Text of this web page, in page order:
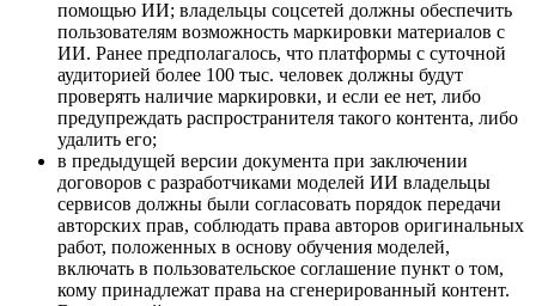
помощью ИИ; владельцы соцсетей должны обеспечить
пользователям возможность маркировки материалов с
ИИ. Ранее предполагалось, что платформы с суточной
аудиторией более 100 тыс. человек должны будут
проверять наличие маркировки, и если ее нет, либо
предупреждать распространителя такого контента, либо
удалить его;
в предыдущей версии документа при заключении
договоров с разработчиками моделей ИИ владельцы
сервисов должны были согласовать порядок передачи
авторских прав, соблюдать права авторов оригинальных
работ, положенных в основу обучения моделей,
включать в пользовательское соглашение пункт о том,
кому принадлежат права на сгенерированный контент.